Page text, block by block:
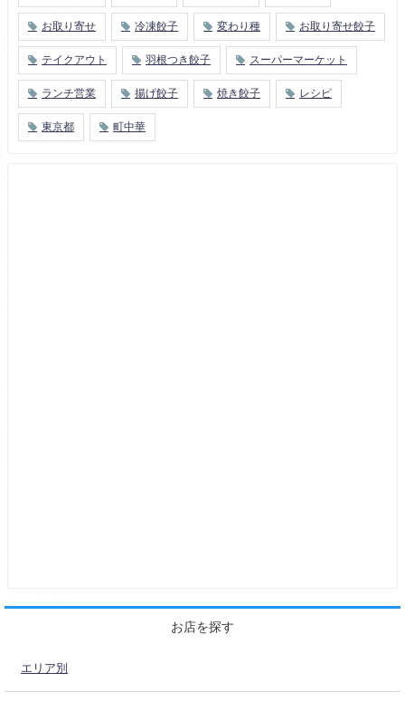
お取り寄せ 冷凍餃子 変わり種 お取り寄せ餃子
テイクアウト 羽根つき餃子 スーパーマーケット
ランチ営業 揚げ餃子 焼き餃子 レシピ
東京都 町中華
お店を探す
エリア別